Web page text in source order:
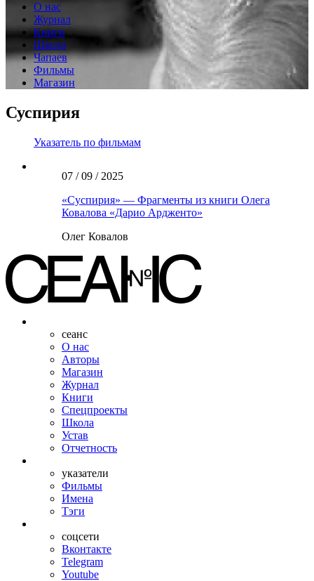
О нас
Журнал
Книги
Школа
Чапаев
Фильмы
Магазин
Суспирия
Указатель по фильмам
07 / 09 / 2025
«Суспирия» — Фрагменты из книги Олега
Ковалова «Дарио Ардженто»
Олег Ковалов
сеанс
О нас
Авторы
Магазин
Журнал
Книги
Спецпроекты
Школа
Устав
Отчетность
указатели
Фильмы
Имена
Тэги
соцсети
Вконтакте
Telegram
Youtube